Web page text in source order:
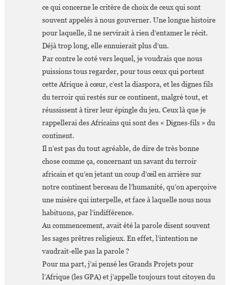
ce qui concerne le critère de choix de ceux qui sont
souvent appelés à nous gouverner. Une longue histoire
pour laquelle, il ne servirait à rien d’entamer le récit.
Déjà trop long, elle ennuierait plus d’un.
Par contre le coté vers lequel, je voudrais que nous
puissions tous regarder, pour tous ceux qui portent
cette Afrique à cœur, c’est la diaspora, et les dignes fils
du terroir qui restés sur ce continent, malgré tout, et
réussissent à tirer leur épingle du jeu. Ceux là que je
rappellerai des Africains qui sont des « Dignes-fils » du
continent.
Il n’est pas du tout agréable, de dire de très bonne
chose comme ça, concernant un savant du terroir
africain et qu’en jetant un coup d’œil en arrière sur
notre continent berceau de l’humanité, qu’on aperçoive
une misère qui interpelle, et face à laquelle nous nous
habituons, par l’indifférence.
Au commencement, avait été la parole disent souvent
les sages prêtres religieux. En effet, l’intention ne
vaudrait-elle pas la parole ?
Pour ma part, j’ai pensé les Grands Projets pour
l’Afrique (les GPA) et j’appelle toujours tout citoyen du